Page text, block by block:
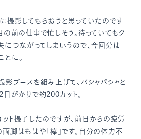
撮影してもらおうと思っていたのです
の前の仕事で忙しそう。待っていてもク
につながってしまいうので、今回分は
に。
影ブースを組み上げて、パシャパシャと
がかりで約200カット。
ット撮了したのですが、前日からの疲労
両脚はもはや「棒」です。自分の体力不